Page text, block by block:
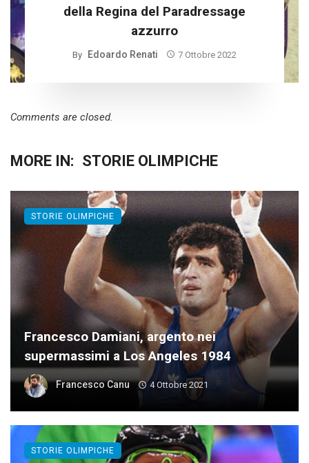
della Regina del Paradressage
azzurro
By Edoardo Renati 7 Ottobre 2022
Comments are closed.
MORE IN: STORIE OLIMPICHE
Francesco Damiani, argento nei
supermassimi a Los Angeles 1984
Francesco Canu 4 Ottobre 2021
STORIE OLIMPICHE
STORIE OLIMPICHE